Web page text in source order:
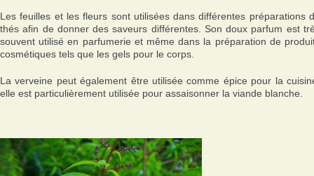
Les feuilles et les fleurs sont utilisées dans différentes préparations
thés afin de donner des saveurs différentes. Son doux parfum est
souvent utilisé en parfumerie et même dans la préparation de
cosmétiques tels que les gels pour le corps.
La verveine peut également être utilisée comme épice pour la
elle est particulièrement utilisée pour assaisonner la viande blanche.